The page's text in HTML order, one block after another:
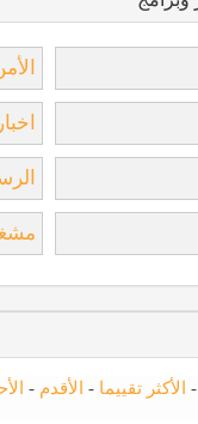
- الأكثر تقييما - الأقدم -